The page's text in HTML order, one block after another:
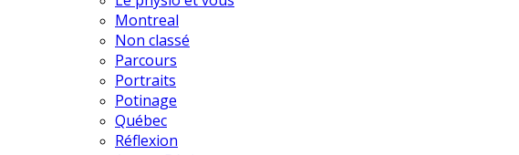
Montreal
Non classé
Parcours
Portraits
Potinage
Québec
Réflexion